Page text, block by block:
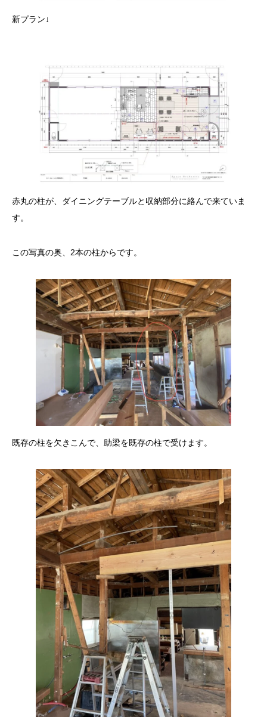
新プラン↓
赤丸の柱が、ダイニングテーブルと収納部分に絡んで来ていま
す。
この写真の奥、2本の柱からです。
既存の柱を欠きこんで、助梁を既存の柱で受けます。